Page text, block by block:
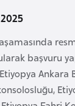
başvuru
Ankara